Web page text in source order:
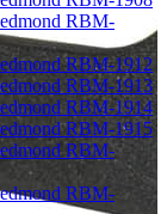
RBM-
RBM-1912
RBM-1913
RBM-1914
RBM-1915
RBM-
RBM-